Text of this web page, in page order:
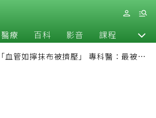
醫療 百科 影音 課程 退休
血管如擰抹布被擠壓」 專科醫：最被忽